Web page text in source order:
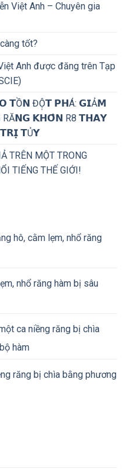
Việt Anh – Chuyên gia
tốt?
Anh được đăng trên Tạp
𝗧Ồ𝗡 ĐỘ̣𝗧 𝗣𝗛Á: 𝗚𝗜Ả𝗠
RĂ𝗡𝗚 𝗞𝗛𝗢̂𝗡 R8 𝗧𝗛𝗔𝗬
𝗧Ủ𝗬
TRÊN MỘT TRONG
TIẾNG THẾ GIỚI!
hô, cằm lẹm, nhổ răng
nhổ răng hàm bị sâu
ca niềng răng bị chìa
hàm
răng bị chìa bằng phương